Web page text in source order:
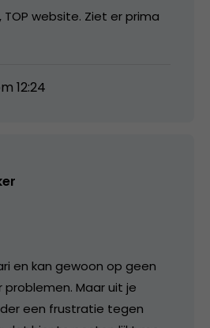
TOP website. Ziet er prima
12:24
en kan gewoon op geen
problemen. Maar uit je
een frustratie tegen